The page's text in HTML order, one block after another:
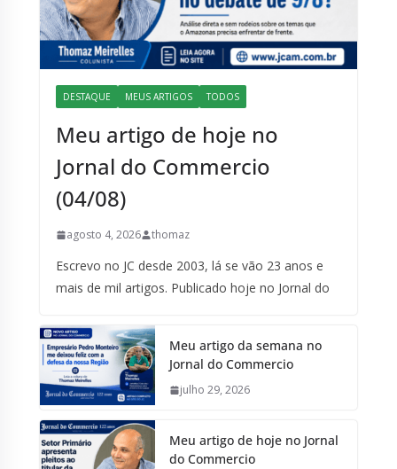
DESTAQUE MEUS ARTIGOS TODOS
Meu artigo de hoje no
Jornal do Commercio
(04/08)
agosto 4, 2026 thomaz
Escrevo no JC desde 2003, lá se vão 23 anos e
mais de mil artigos. Publicado hoje no Jornal do
Meu artigo da semana no
Jornal do Commercio
julho 29, 2026
Meu artigo de hoje no Jornal
do Commercio